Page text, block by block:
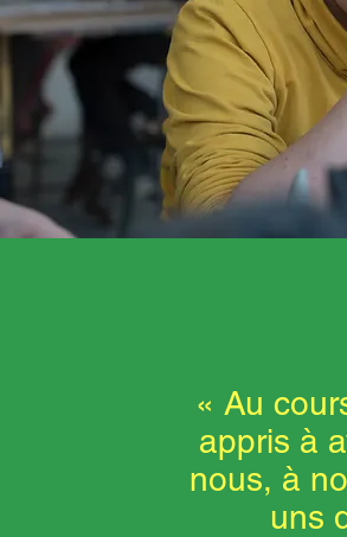
« Au
appris à
nous, à
uns